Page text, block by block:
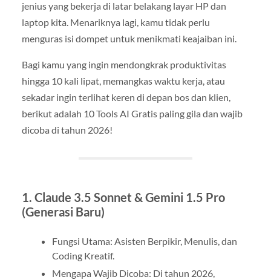
jenius yang bekerja di latar belakang layar HP dan
laptop kita. Menariknya lagi, kamu tidak perlu
menguras isi dompet untuk menikmati keajaiban ini.
Bagi kamu yang ingin mendongkrak produktivitas
hingga 10 kali lipat, memangkas waktu kerja, atau
sekadar ingin terlihat keren di depan bos dan klien,
berikut adalah 10 Tools AI Gratis paling gila dan wajib
dicoba di tahun 2026!
1. Claude 3.5 Sonnet & Gemini 1.5 Pro
(Generasi Baru)
Fungsi Utama: Asisten Berpikir, Menulis, dan
Coding Kreatif.
Mengapa Wajib Dicoba: Di tahun 2026,